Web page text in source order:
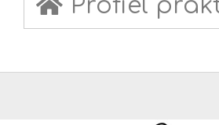
Profiel